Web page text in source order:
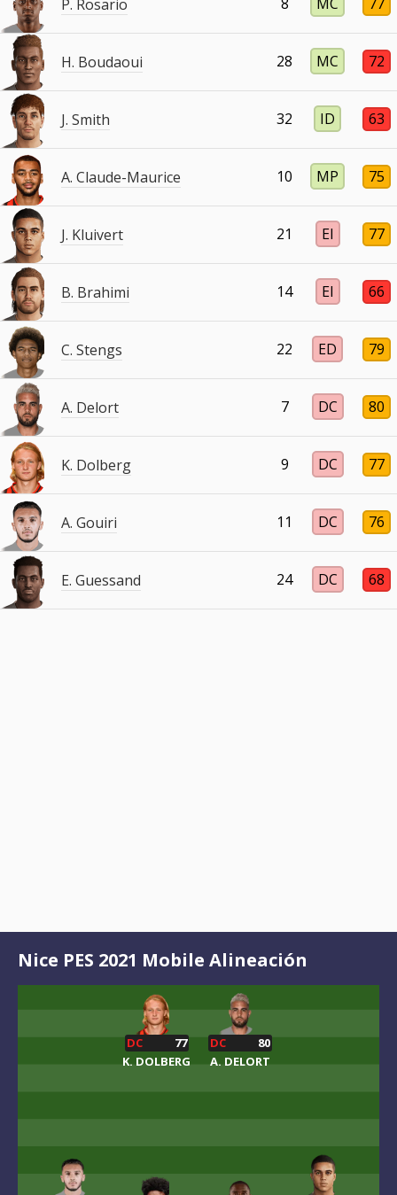
P. Rosario
H. Boudaoui 28 MC 72
J. Smith 32 ID 63
A. Claude-Maurice 10 MP 75
J. Kluivert 21 EI 77
B. Brahimi 14 EI 66
C. Stengs 22 ED 79
A. Delort 7 DC 80
K. Dolberg 9 DC 77
A. Gouiri 11 DC 76
E. Guessand 24 DC 68
Nice PES 2021 Mobile Alineación
DC
80
A. DELORT
DC
77
K. DOLBERG